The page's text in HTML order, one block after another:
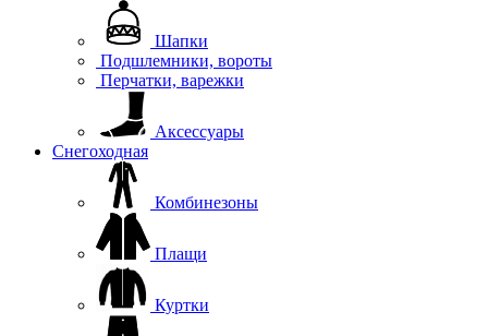
Шапки
Подшлемники, вороты
Перчатки, варежки
Аксессуары
Снегоходная
Комбинезоны
Плащи
Куртки